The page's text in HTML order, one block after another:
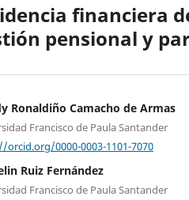
financiera
pensional y
Ronaldiño Camacho de Armas
Francisco de Paula Santander
orcid.org/0000-0003-1101-7070
Ruiz Fernández
Francisco de Paula Santander